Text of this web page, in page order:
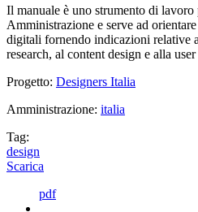
Il manuale è uno strumento di lavoro
Amministrazione e serve ad
digitali fornendo indicazioni relative
research, al content design e alla
Progetto: Designers Italia
Amministrazione: italia
Tag:
design
Scarica
pdf